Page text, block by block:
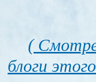
(
блоги